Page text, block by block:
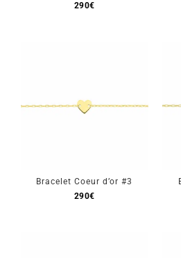
290€
Bracelet Coeur d’or #3
290€